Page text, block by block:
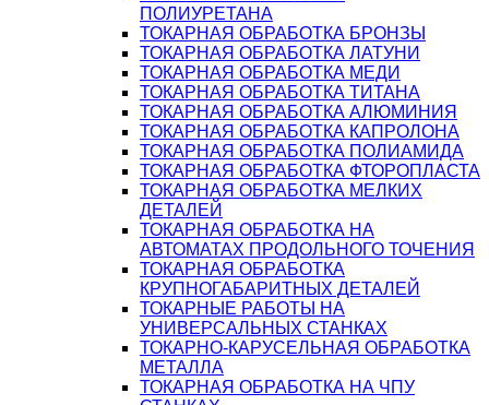
ПОЛИУРЕТАНА
ТОКАРНАЯ ОБРАБОТКА БРОНЗЫ
ТОКАРНАЯ ОБРАБОТКА ЛАТУНИ
ТОКАРНАЯ ОБРАБОТКА МЕДИ
ТОКАРНАЯ ОБРАБОТКА ТИТАНА
ТОКАРНАЯ ОБРАБОТКА АЛЮМИНИЯ
ТОКАРНАЯ ОБРАБОТКА КАПРОЛОНА
ТОКАРНАЯ ОБРАБОТКА ПОЛИАМИДА
ТОКАРНАЯ ОБРАБОТКА ФТОРОПЛАСТА
ТОКАРНАЯ ОБРАБОТКА МЕЛКИХ
ДЕТАЛЕЙ
ТОКАРНАЯ ОБРАБОТКА НА
АВТОМАТАХ ПРОДОЛЬНОГО ТОЧЕНИЯ
ТОКАРНАЯ ОБРАБОТКА
КРУПНОГАБАРИТНЫХ ДЕТАЛЕЙ
ТОКАРНЫЕ РАБОТЫ НА
УНИВЕРСАЛЬНЫХ СТАНКАХ
ТОКАРНО-КАРУСЕЛЬНАЯ ОБРАБОТКА
МЕТАЛЛА
ТОКАРНАЯ ОБРАБОТКА НА ЧПУ